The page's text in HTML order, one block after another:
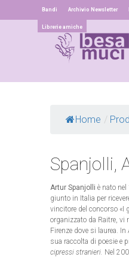
Bandi Archivio Newsletter
Librerie amiche
Home /
Spanjolli,
Artur Spanjolli è nato nel
giunto in Italia per
vincitore del concorso «I
organizzato da Raitre, vi
Firenze dove si laurea.
sua raccolta di poesie e
cipressi stranieri. Nel